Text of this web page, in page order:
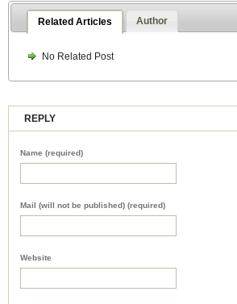
Related Articles Author
No Related Post
REPLY
Name (required)
Mail (will not be published) (required)
Website